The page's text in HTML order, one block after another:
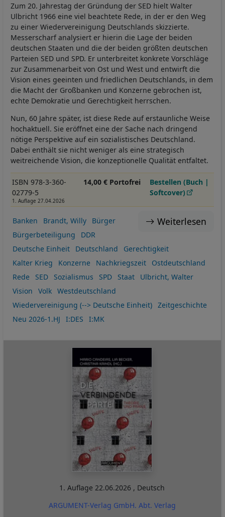
Zum 20. Jahrestag der Gründung der SED hielt Walter
Ulbricht 1966 eine viel beachtete Rede, in der er den Weg
zu einer Wiedervereinigung Deutschlands skizzierte.
Messerscharf analysiert er hierin die Lage der beiden
deutschen Staaten und die der beiden größten deutschen
Parteien SED und SPD. Er unterbreitet konkrete Vorschläge
zur Zusammenarbeit von Ost und West und entwirft die
Vision eines geeinten und friedlichen Deutschlands, in dem
die Macht der Großbanken und Konzerne gebrochen ist,
echte Demokratie und Gerechtigkeit herrschen.
Nun, 60 Jahre später, ist diese Rede auf erstaunliche Weise
hochaktuell. Sie eröffnet eine der Sache nach dringend
nötige Perspektive auf ein sozialistisches Deutschland.
Dabei enthält sie nicht weniger als eine strategisch
weitreichende Vision, die konzeptionelle Qualität entfaltet.
ISBN 978-3-360-
02779-5
1. Auflage 27.04.2026
14,00 € Portofrei
Bestellen (Buch |
Softcover)
Weiterlesen
Banken Brandt, Willy
Bürger
Bürgerbeteiligung
DDR
Deutsche Einheit
Deutschland
Gerechtigkeit
Kalter Krieg
Konzerne Nachkriegszeit
Ostdeutschland
Rede
SED Sozialismus SPD Staat
Ulbricht, Walter
Vision
Volk
Westdeutschland
Wiedervereinigung (--> Deutsche Einheit)
Zeitgeschichte
Neu 2026-1.HJ
I:DES I:MK
1. Auflage 22.06.2026 , Deutsch
ARGUMENT-Verlag GmbH. Abt. Verlag